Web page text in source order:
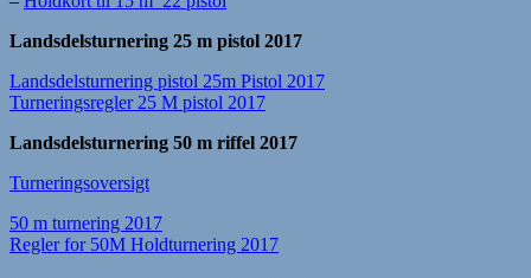
Landsdelsturnering 25 m pistol 2017
Landsdelsturnering pistol 25m Pistol 2017
Turneringsregler 25 M pistol 2017
Landsdelsturnering 50 m riffel 2017
Turneringsoversigt
50 m turnering 2017
Regler for 50M Holdturnering 2017